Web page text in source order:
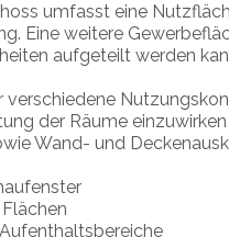
umfasst eine
Eine weitere
aufgeteilt werden
verschiedene
der Räume
Wand- und